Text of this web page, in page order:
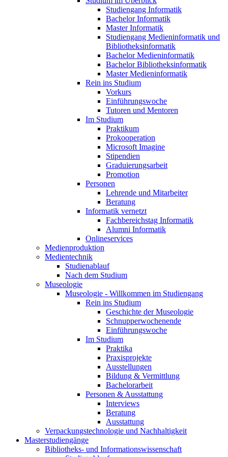
Studiengang Informatik
Bachelor Informatik
Master Informatik
Studiengang Medieninformatik und
Bibliotheksinformatik
Bachelor Medieninformatik
Bachelor Bibliotheksinformatik
Master Medieninformatik
Rein ins Studium
Vorkurs
Einführungswoche
Tutoren und Mentoren
Im Studium
Praktikum
Prokooperation
Microsoft Imagine
Stipendien
Graduierungsarbeit
Promotion
Personen
Lehrende und Mitarbeiter
Beratung
Informatik vernetzt
Fachbereichstag Informatik
Alumni Informatik
Onlineservices
Medienproduktion
Medientechnik
Studienablauf
Nach dem Studium
Museologie
Museologie - Willkommen im Studiengang
Rein ins Studium
Geschichte der Museologie
Schnupperwochenende
Einführungswoche
Im Studium
Praktika
Praxisprojekte
Ausstellungen
Bildung & Vermittlung
Bachelorarbeit
Personen & Ausstattung
Interviews
Beratung
Ausstattung
Verpackungstechnologie und Nachhaltigkeit
Masterstudiengänge
Bibliotheks- und Informationswissenschaft